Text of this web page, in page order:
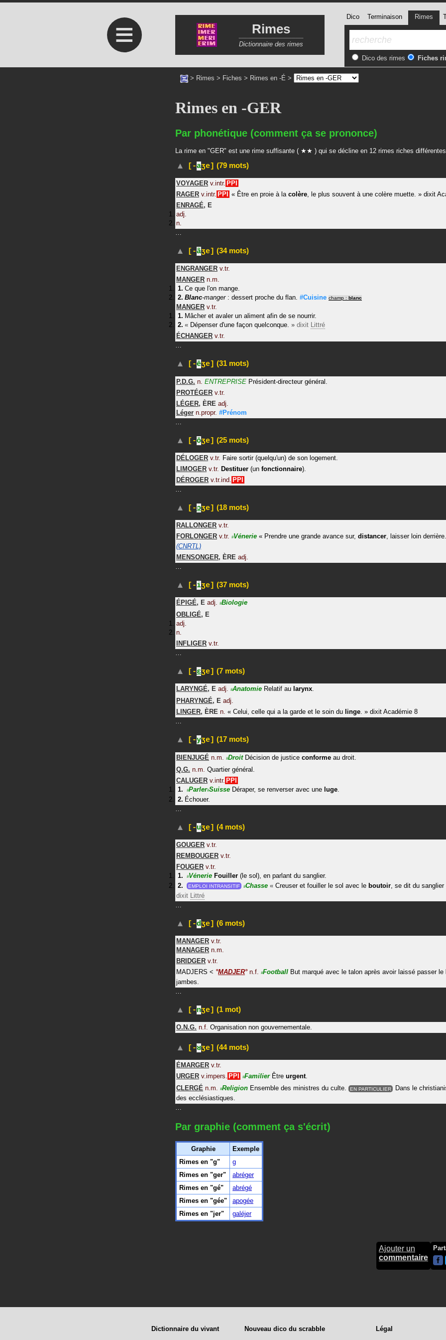
≡ Rimes
Dictionnaire des rimes
Dico Terminaison Rimes
Dico des rimes Fiches
> Rimes > Fiches > Rimes en -É >
Rimes en -GER
Par phonétique (comment ça se prononce)
La rime en "GER" est une rime suffisante ( ★★ ) qui se décline en 12 rimes riches différentes
[-aʒe] (79 mots)
VOYAGER v.intr. PPI
RAGER v.intr. PPI « Être en proie à la colère, le plus souvent à une colère muette. » dixit
ENRAGÉ, E
adj.
n.
…
[-ãʒe] (34 mots)
ENGRANGER v.tr.
MANGER n.m.
Ce que l'on mange.
Blanc-manger: dessert proche du flan. #Cuisine champ : blanc
MANGER v.tr.
Mâcher et avaler un aliment afin de se nourrir.
« Dépenser d'une façon quelconque. » dixit Littré
ÉCHANGER v.tr.
…
[-ēʒe] (31 mots)
P.D.G. n. ENTREPRISE Président-directeur général.
PROTÉGER v.tr.
LÉGER, ÈRE adj.
Léger n.propr. #Prénom
[-ōʒe] (25 mots)
DÉLOGER v.tr. Faire sortir (quelqu'un) de son logement.
LIMOGER v.tr. Destituer (un fonctionnaire).
DÉROGER v.tr.ind. PPI
[-ɔʒe] (18 mots)
RALLONGER v.tr.
FORLONGER v.tr. #Vénerie « Prendre une grande avance sur, distancer, laisser loin derrière.
(CNRTL)
MENSONGER, ÈRE adj.
…
[-iʒe] (37 mots)
ÉPIGÉ, E adj. #Biologie
OBLIGÉ, E
adj.
n.
INFLIGER v.tr.
…
[-ɛʒe] (7 mots)
LARYNGÉ, E adj. #Anatomie Relatif au larynx.
PHARYNGÉ, E adj.
LINGER, ÈRE n. « Celui, celle qui a la garde et le soin du linge. » dixit Académie 8
…
[-yʒe] (17 mots)
BIENJUGÉ n.m. #Droit Décision de justice conforme au droit.
Q.G. n.m. Quartier général.
CALUGER v.intr. PPI
#Parler#Suisse Déraper, se renverser avec une luge
Échouer.
[-uʒe] (4 mots)
GOUGER v.tr.
REMBOUGER v.tr.
FOUGER v.tr.
#Vénerie Fouiller (le sol), en parlant du sanglier.
EMPLOI INTRANSITIF #Chasse « Creuser et fouiller le sol avec le boutoir , se dit du sanglier
dixit
Littré
[-dʒe] (6 mots)
MANAGER v.tr.
MANAGER n.m.
BRIDGER v.tr.
MADJERS < °MADJER° n.f. #Football But marqué avec le talon après avoir laissé passer le
jambes.
…
[-nʒe] (1 mot)
O.N.G. n.f. Organisation non gouvernementale.
[-ʁʒe] (44 mots)
ÉMARGER v.tr.
URGER v.impers. PPI #Familier Être urgent.
CLERGÉ n.m. #Religion Ensemble des ministres du culte. EN PARTICULIER
Dans le
des ecclésiastiques.
…
Par graphie (comment ça s'écrit)
Graphie
Exemple
Rimes en "g"
g
Rimes en "ger"
abréger
Rimes en "gé"
abrégé
Rimes en "gée"
apogée
Rimes en "jer"
galéjer
Ajouter un
commentaire
Dictionnaire du vivant Nouveau dico du scrabble Légal